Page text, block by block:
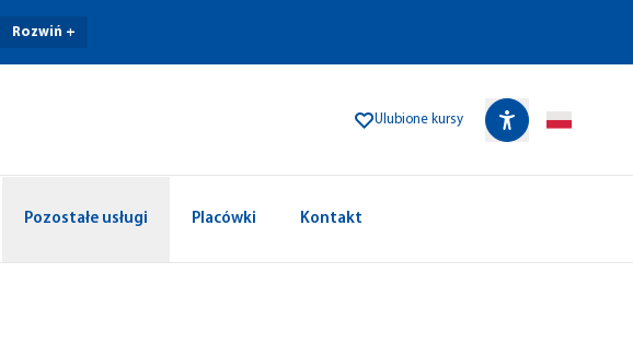
Rozwiń +
Ulubione kursy
Pozostałe usługi Placówki Kontakt